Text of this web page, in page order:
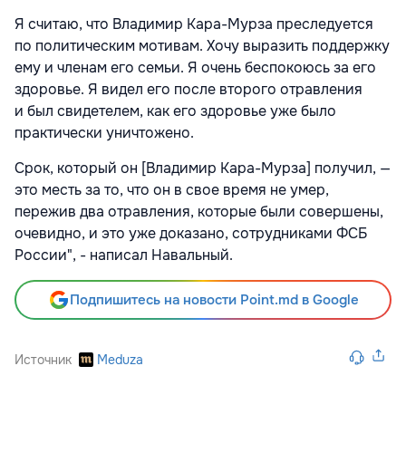
Я считаю, что Владимир Кара-Мурза преследуется
по политическим мотивам. Хочу выразить поддержку
ему и членам его семьи. Я очень беспокоюсь за его
здоровье. Я видел его после второго отравления
и был свидетелем, как его здоровье уже было
практически уничтожено.
Срок, который он [Владимир Кара-Мурза] получил, —
это месть за то, что он в свое время не умер,
пережив два отравления, которые были совершены,
очевидно, и это уже доказано, сотрудниками ФСБ
России", - написал Навальный.
Подпишитесь на новости Point.md в Google
Источник Meduza